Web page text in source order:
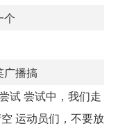
个
广播搞
试 尝试中，我们走
运动员们，不要放